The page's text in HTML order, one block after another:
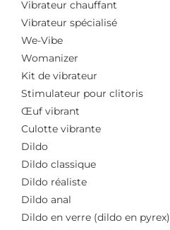
Vibrateur chauffant
Vibrateur spécialisé
We-Vibe
Womanizer
Kit de vibrateur
Stimulateur pour clitoris
Œuf vibrant
Culotte vibrante
Dildo
Dildo classique
Dildo réaliste
Dildo anal
Dildo en verre (dildo en pyrex)